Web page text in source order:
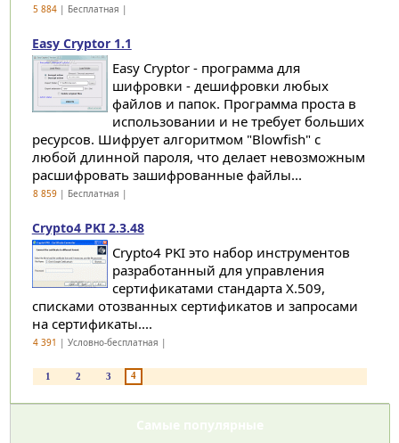
5 884| Бесплатная |
Easy Cryptor 1.1
Easy Cryptor - программа для
шифровки - дешифровки любых
файлов и папок. Программа проста в
использовании и не требует больших
ресурсов. Шифрует алгоритмом "Blowfish" с
любой длинной пароля, что делает невозможным
расшифровать зашифрованные файлы...
8 859| Бесплатная |
Crypto4 PKI 2.3.48
Crypto4 PKI это набор инструментов
разработанный для управления
сертификатами стандарта X.509,
списками отозванных сертификатов и запросами
на сертификаты....
4 391 | Условно-бесплатная |
1 2 3 4
Самые популярные